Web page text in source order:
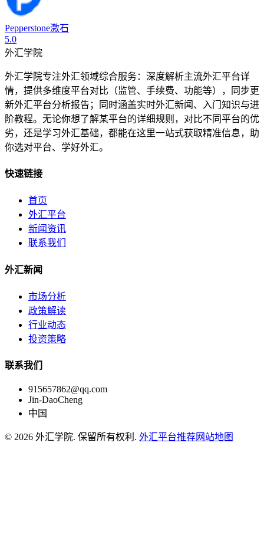
Pepperstone激石
5.0
外汇学院
外汇学院专注外汇领域综合服务：深度解析主流外汇平台详
情，提供多维度平台对比（监管、手续费、功能等），同步更
新外汇平台分析报告；同时涵盖实时外汇新闻、入门知识与进
阶教程。无论你想了解某平台的详细规则，对比不同平台的优
劣，还是学习外汇基础，都能在这里一站式获取精准信息，助
你选对平台、学好外汇。
快速链接
首页
外汇平台
新闻资讯
联系我们
外汇新闻
市场分析
政策解读
行业动态
投资策略
联系我们
915657862@qq.com
Jin-DaoCheng
中国
© 2026 外汇学院. 保留所有权利. 外汇平台推荐网站地图